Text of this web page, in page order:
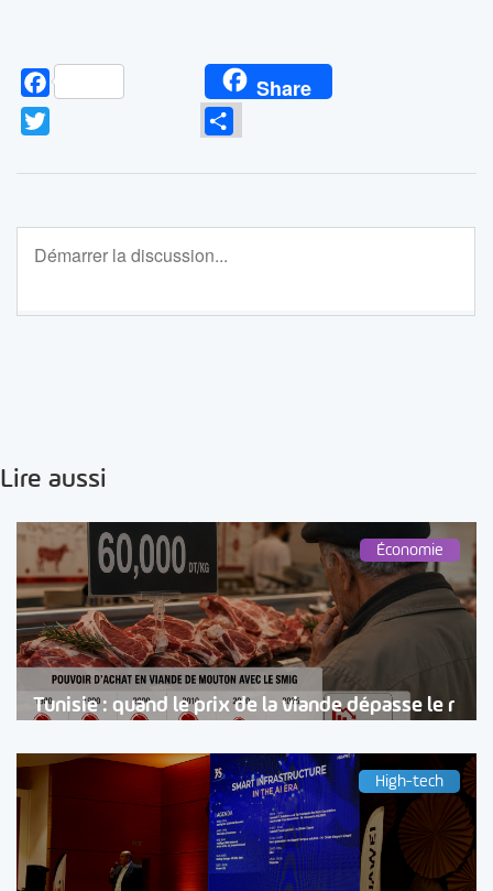
Facebook Share
Partager
Lire aussi
Économie
Tunisie : quand le prix de la viande dépasse le r
High-tech